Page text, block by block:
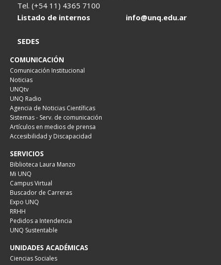
Tel. (+54 11) 4365 7100
Listado de internos
info@unq.edu.ar
SEDES
COMUNICACIÓN
Comunicación Institucional
Noticias
UNQtv
UNQ Radio
Agencia de Noticias Científicas
Sistemas - Serv. de comunicación
Artículos en medios de prensa
Accesibilidad y Discapacidad
SERVICIOS
Biblioteca Laura Manzo
Mi UNQ
Campus Virtual
Buscador de Carreras
Expo UNQ
RRHH
Pedidos a Intendencia
UNQ Sustentable
UNIDADES ACADÉMICAS
Ciencias Sociales